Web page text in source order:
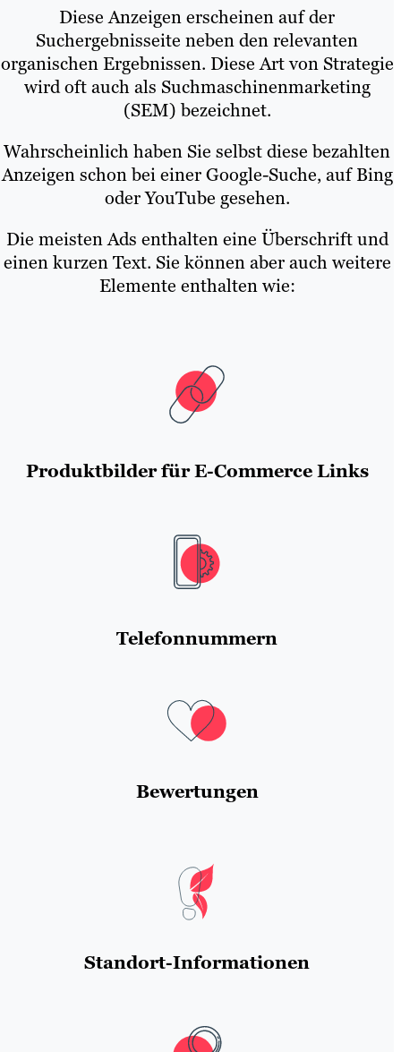
Diese Anzeigen erscheinen auf der
Suchergebnisseite neben den relevanten
organischen Ergebnissen. Diese Art von Strategie
wird oft auch als Suchmaschinenmarketing
(SEM) bezeichnet.
Wahrscheinlich haben Sie selbst diese bezahlten
Anzeigen schon bei einer Google-Suche, auf Bing
oder YouTube gesehen.
Die meisten Ads enthalten eine Überschrift und
einen kurzen Text. Sie können aber auch weitere
Elemente enthalten wie:
Produktbilder für E-Commerce Links
Telefonnummern
Bewertungen
Standort-Informationen